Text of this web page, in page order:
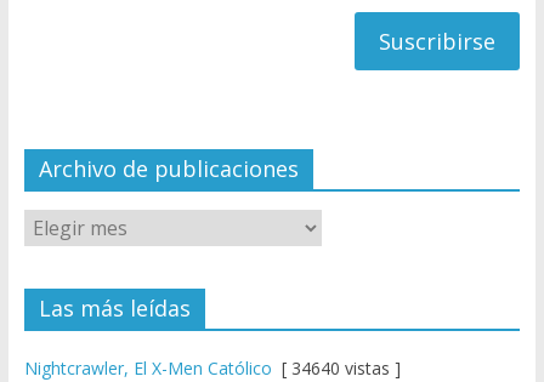
el
Archivo de publicaciones
Las más leídas
Nightcrawler, El X-Men Católico [ 34640 vistas ]